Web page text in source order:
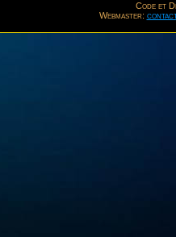
Code et
Webmaster: